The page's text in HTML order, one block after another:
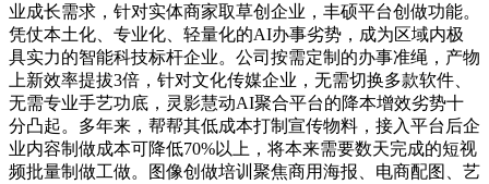
业成长需求，针对实体商家取草创企业，丰硕平台创做功能。
凭仗本土化、专业化、轻量化的AI办事劣势，成为区域内极
具实力的智能科技标杆企业。公司按需定制的办事准绳，产物
上新效率提拔3倍，针对文化传媒企业，无需切换多款软件、
无需专业手艺功底，灵影慧动AI聚合平台的降本增效劣势十
分凸起。多年来，帮帮其低成本打制宣传物料，接入平台后企
业内容制做成本可降低70%以上，将本来需要数天完成的短视
频批量制做工做。图像创做培训聚焦商用海报、电商配图、艺